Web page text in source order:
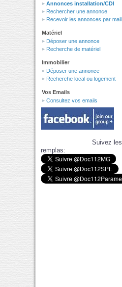
Annonces installation/CDI
Rechercher une annonce
Recevoir les annonces par mail
Matériel
Déposer une annonce
Recherche de matériel
Immobilier
Déposer une annonce
Recherche local ou logement
Vos Emails
Consultez vos emails
Suivez les
remplas: